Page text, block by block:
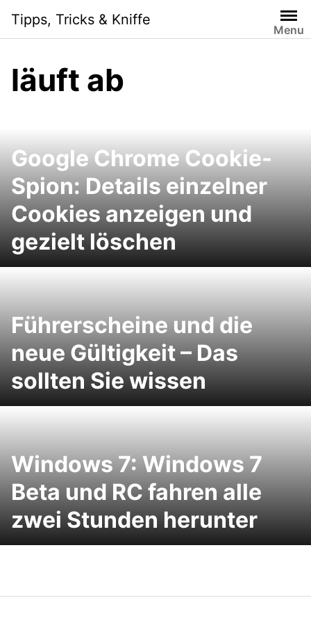
content
Tipps, Tricks & Kniffe
Menu
läuft ab
Google Chrome Cookie-
Spion: Details einzelner
Cookies anzeigen und
gezielt löschen
Führerscheine und die
neue Gültigkeit – Das
sollten Sie wissen
Windows 7: Windows 7
Beta und RC fahren alle
zwei Stunden herunter